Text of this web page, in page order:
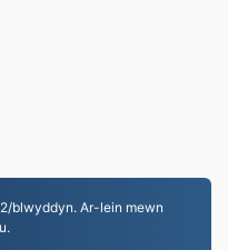
blwyddyn. Ar-lein mewn